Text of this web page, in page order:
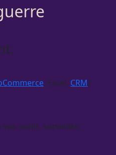
, Excel, CRM)
outils, surveillés,